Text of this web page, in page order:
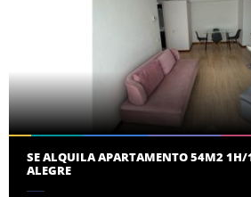
SE ALQUILA APARTAMENTO 54M2
ALEGRE